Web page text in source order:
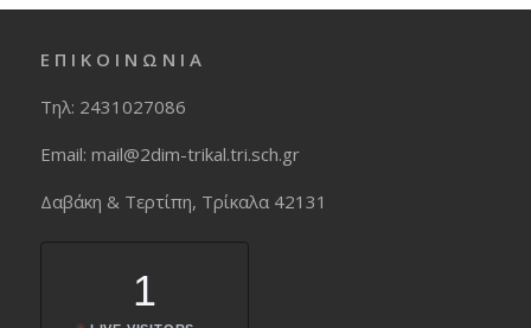
Ε Π Ι Κ Ο Ι Ν Ω Ν Ι Α
Τηλ: 2431027086
Εmail: mail@2dim-trikal.tri.sch.gr
Δαβάκη & Τερτίπη, Τρίκαλα 42131
1